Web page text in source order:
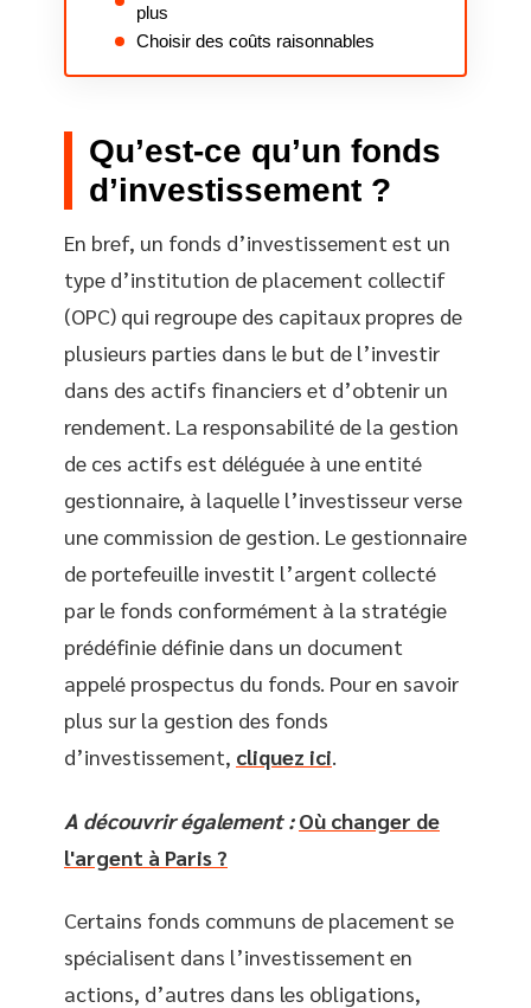
plus
Choisir des coûts raisonnables
Qu’est-ce qu’un fonds
d’investissement ?
En bref, un fonds d’investissement est un
type d’institution de placement collectif
(OPC) qui regroupe des capitaux propres de
plusieurs parties dans le but de l’investir
dans des actifs financiers et d’obtenir un
rendement. La responsabilité de la gestion
de ces actifs est déléguée à une entité
gestionnaire, à laquelle l’investisseur verse
une commission de gestion. Le gestionnaire
de portefeuille investit l’argent collecté
par le fonds conformément à la stratégie
prédéfinie définie dans un document
appelé prospectus du fonds. Pour en savoir
plus sur la gestion des fonds
d’investissement, cliquez ici.
A découvrir également : Où changer de
l'argent à Paris ?
Certains fonds communs de placement se
spécialisent dans l’investissement en
actions, d’autres dans les obligations,